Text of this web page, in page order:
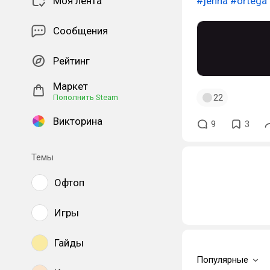
Сообщения
Рейтинг
Маркет
Пополнить Steam
Викторина
Темы
Офтоп
Игры
Гайды
22
9 3
Популярные